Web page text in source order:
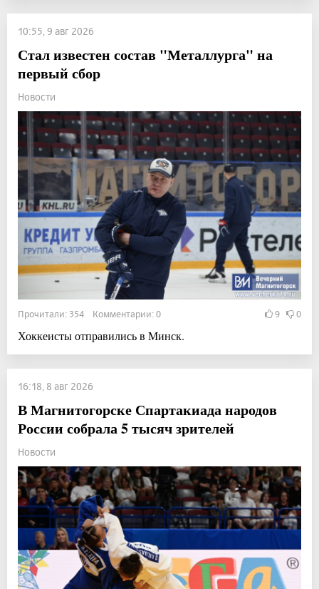
10:55, 9 авг 2026
Стал известен состав "Металлурга" на
первый сбор
Новости
Прочитали: 354 Комментарии: 0 9 0
Хоккеисты отправились в Минск.
16:18, 8 авг 2026
В Магнитогорске Спартакиада народов
России собрала 5 тысяч зрителей
Новости